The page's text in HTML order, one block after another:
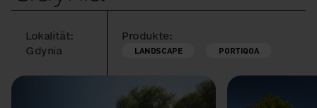
Lokalität:
Gdynia
Produkte:
LANDSCAPE PORTIQOA